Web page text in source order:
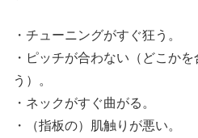
・チューニングがすぐ狂う。
・ピッチが合わない（どこか
う）。
・ネックがすぐ曲がる。
・（指板の）肌触りが悪い。